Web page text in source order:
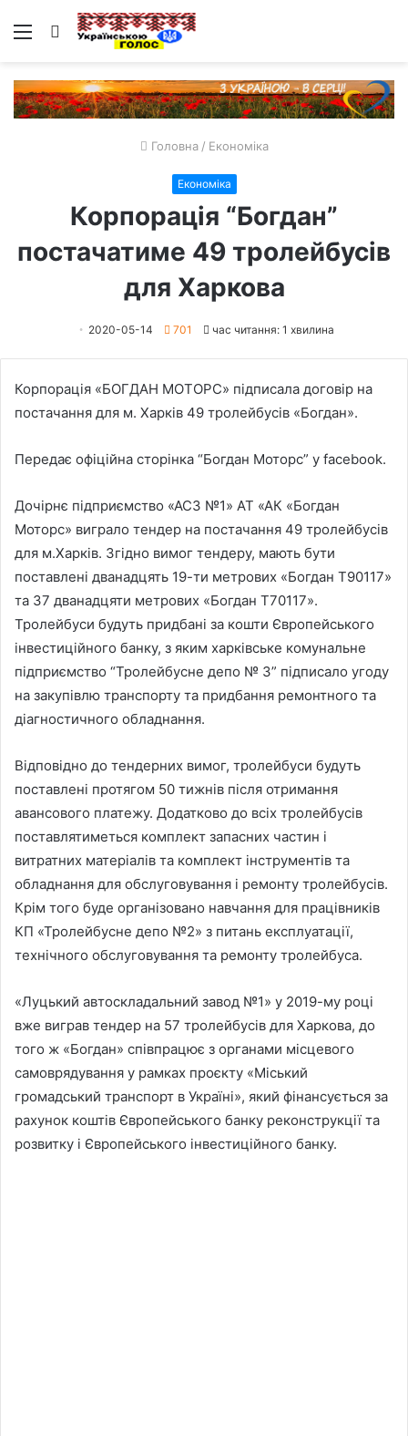
Меню Пошук
Головна / Економіка
Економіка
Корпорація “Богдан”
постачатиме 49 тролейбусів
для Харкова
2020-05-14 701 час читання: 1 хвилина
Корпорація «БОГДАН МОТОРС» підписала договір на
постачання для м. Харків 49 тролейбусів «Богдан».
Передає офіційна сторінка “Богдан Моторс” у facebook.
Дочірнє підприємство «АСЗ №1» АТ «АК «Богдан
Моторс» виграло тендер на постачання 49 тролейбусів
для м.Харків. Згідно вимог тендеру, мають бути
поставлені дванадцять 19-ти метрових «Богдан Т90117»
та 37 дванадцяти метрових «Богдан Т70117».
Тролейбуси будуть придбані за кошти Європейського
інвестиційного банку, з яким харківське комунальне
підприємство “Тролейбусне депо № 3” підписало угоду
на закупівлю транспорту та придбання ремонтного та
діагностичного обладнання.
Відповідно до тендерних вимог, тролейбуси будуть
поставлені протягом 50 тижнів після отримання
авансового платежу. Додатково до всіх тролейбусів
поставлятиметься комплект запасних частин і
витратних матеріалів та комплект інструментів та
обладнання для обслуговування і ремонту тролейбусів.
Крім того буде організовано навчання для працівників
КП «Тролейбусне депо №2» з питань експлуатації,
технічного обслуговування та ремонту тролейбуса.
«Луцький автоскладальний завод №1» у 2019-му році
вже виграв тендер на 57 тролейбусів для Харкова, до
того ж «Богдан» співпрацює з органами місцевого
самоврядування у рамках проєкту «Міський
громадський транспорт в Україні», який фінансується за
рахунок коштів Європейського банку реконструкції та
розвитку і Європейського інвестиційного банку.